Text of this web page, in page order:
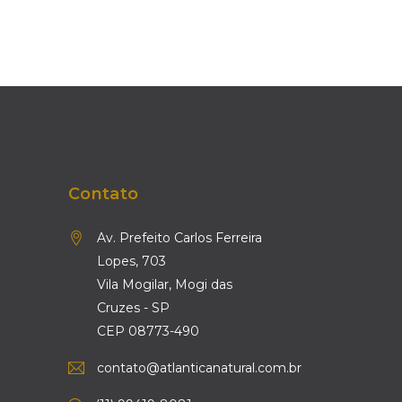
Contato
Av. Prefeito Carlos Ferreira
Lopes, 703
Vila Mogilar, Mogi das
Cruzes - SP
CEP 08773-490
contato@atlanticanatural.com.br